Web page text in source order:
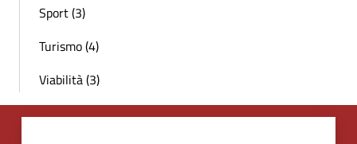
Sport (3)
Turismo (4)
Viabilità (3)